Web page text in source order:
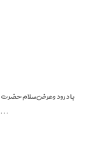
بادرود وعرض سلام
وعشق میخواهم لحظات شما را ...